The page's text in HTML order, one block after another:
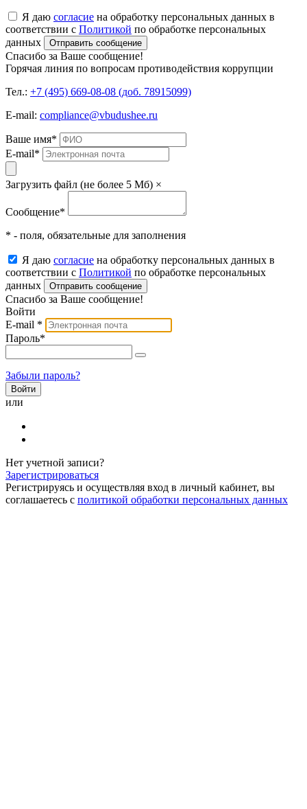
Я даю согласие на обработку персональных данных в
соответствии с Политикой по обработке персональных
данных
Отправить сообщение
Спасибо за Ваше сообщение!
Горячая линия по вопросам противодействия коррупции
Тел.: +7 (495) 669-08-08 (доб. 78915099)
E-mail: compliance@vbudushee.ru
Ваше имя*
E-mail*
Загрузить файл (не более 5 Мб) ×
Сообщение*
* - поля, обязательные для заполнения
Я даю согласие на обработку персональных данных в
соответствии с Политикой по обработке персональных
данных
Отправить сообщение
Спасибо за Ваше сообщение!
Войти
E-mail *
Пароль*
Забыли пароль?
или
Нет учетной записи?
Зарегистрироваться
Регистрируясь и осуществляя вход в личный кабинет, вы
соглашаетесь с политикой обработки персональных данных